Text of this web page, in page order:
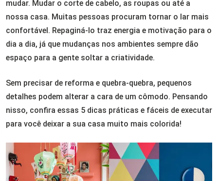
mudar. Mudar o corte de cabelo, as roupas ou até a
nossa casa. Muitas pessoas procuram tornar o lar mais
confortável. Repaginá-lo traz energia e motivação para o
dia a dia, já que mudanças nos ambientes sempre dão
espaço para a gente soltar a criatividade.
Sem precisar de reforma e quebra-quebra, pequenos
detalhes podem alterar a cara de um cômodo. Pensando
nisso, confira essas 5 dicas práticas e fáceis de executar
para você deixar a sua casa muito mais colorida!